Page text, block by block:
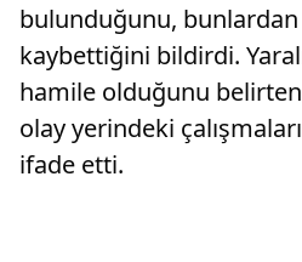
bulunduğunu, bunlardan
kaybettiğini bildirdi.
hamile olduğunu
olay yerindeki
ifade etti.